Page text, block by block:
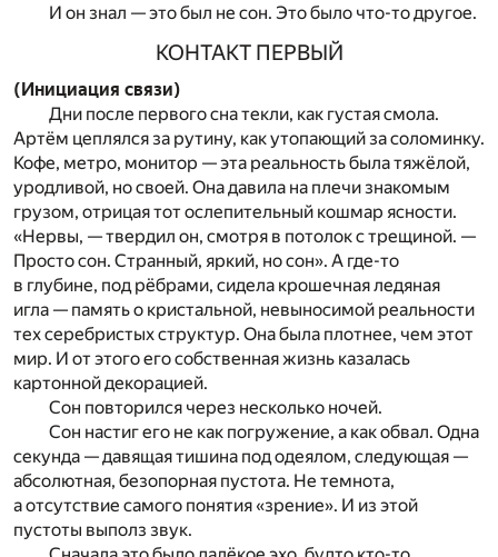
И он знал — это был не сон. Это было что-то другое.
КОНТАКТ ПЕРВЫЙ
(Инициация связи)
Дни после первого сна текли, как густая смола.
Артём цеплялся за рутину, как утопающий за соломинку.
Кофе, метро, монитор — эта реальность была тяжёлой,
уродливой, но своей. Она давила на плечи знакомым
грузом, отрицая тот ослепительный кошмар ясности.
«Нервы, — твердил он, смотря в потолок с трещиной. —
Просто сон. Странный, яркий, но сон». А где-то
в глубине, под рёбрами, сидела крошечная ледяная
игла — память о кристальной, невыносимой реальности
тех серебристых структур. Она была плотнее, чем этот
мир. И от этого его собственная жизнь казалась
картонной декорацией.
Сон повторился через несколько ночей.
Сон настиг его не как погружение, а как обвал. Одна
секунда — давящая тишина под одеялом, следующая —
абсолютная, безопорная пустота. Не темнота,
а отсутствие самого понятия «зрение». И из этой
пустоты выполз звук.